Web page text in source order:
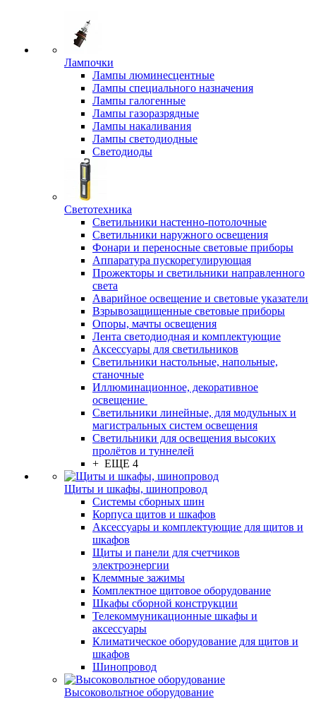
Лампочки
Лампы люминесцентные
Лампы специального назначения
Лампы галогенные
Лампы газоразрядные
Лампы накаливания
Лампы светодиодные
Светодиоды
Светотехника
Светильники настенно-потолочные
Светильники наружного освещения
Фонари и переносные световые приборы
Аппаратура пускорегулирующая
Прожекторы и светильники направленного
света
Аварийное освещение и световые указатели
Взрывозащищенные световые приборы
Опоры, мачты освещения
Лента светодиодная и комплектующие
Аксессуары для светильников
Светильники настольные, напольные,
станочные
Иллюминационное, декоративное
освещение
Светильники линейные, для модульных и
магистральных систем освещения
Светильники для освещения высоких
пролётов и туннелей
+ ЕЩЕ 4
Щиты и шкафы, шинопровод
Системы сборных шин
Корпуса щитов и шкафов
Аксессуары и комплектующие для щитов и
шкафов
Щиты и панели для счетчиков
электроэнергии
Клеммные зажимы
Комплектное щитовое оборудование
Шкафы сборной конструкции
Телекоммуникационные шкафы и
аксессуары
Климатическое оборудование для щитов и
шкафов
Шинопровод
Высоковольтное оборудование